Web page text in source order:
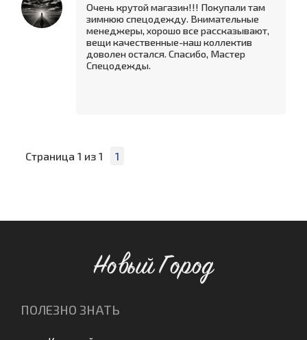
Очень крутой магазин!!! Покупали там
зимнюю спецодежду. Внимательные
менеджеры, хорошо все рассказывают,
вещи качественные-наш коллектив
доволен остался. Спасибо, Мастер
Спецодежды.
Страница 1 из 1 1
Новый Город
ПОЛЕЗНО ЗНАТЬ